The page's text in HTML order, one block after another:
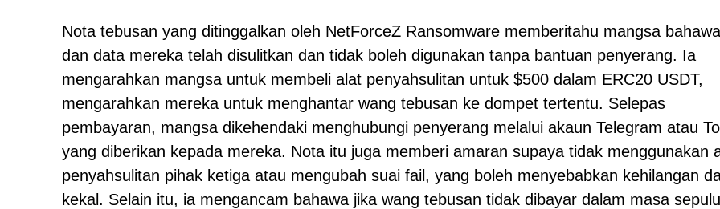
Nota tebusan yang ditinggalkan oleh NetForceZ Ransomware memberitahu mangsa
dan data mereka telah disulitkan dan tidak boleh digunakan tanpa bantuan penyerang. Ia
mengarahkan mangsa untuk membeli alat penyahsulitan untuk $500 dalam ERC20 USDT,
mengarahkan mereka untuk menghantar wang tebusan ke dompet tertentu. Selepas
pembayaran, mangsa dikehendaki menghubungi penyerang melalui akaun Telegram atau
yang diberikan kepada mereka. Nota itu juga memberi amaran supaya tidak menggunakan
penyahsulitan pihak ketiga atau mengubah suai fail, yang boleh menyebabkan kehilangan
kekal. Selain itu, ia mengancam bahawa jika wang tebusan tidak dibayar dalam masa